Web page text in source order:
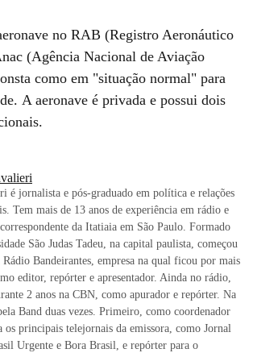
no RAB (Registro Aeronáutico
(Agência Nacional de Aviação
como em "situação normal" para
A aeronave é privada e possui dois
é jornalista e pós-graduado em política e relações
Tem mais de 13 anos de experiência em rádio e
da Itatiaia em São Paulo. Formado
São Judas Tadeu, na capital paulista, começou
Rádio Bandeirantes, empresa na qual ficou por mais
editor, repórter e apresentador. Ainda no rádio,
2 anos na CBN, como apurador e repórter. Na
Band duas vezes. Primeiro, como coordenador
os principais telejornais da emissora, como Jornal
Urgente e Bora Brasil, e repórter para o